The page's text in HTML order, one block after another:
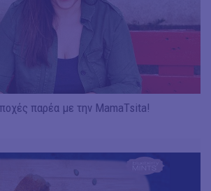
παρέα με την MamaTsita!